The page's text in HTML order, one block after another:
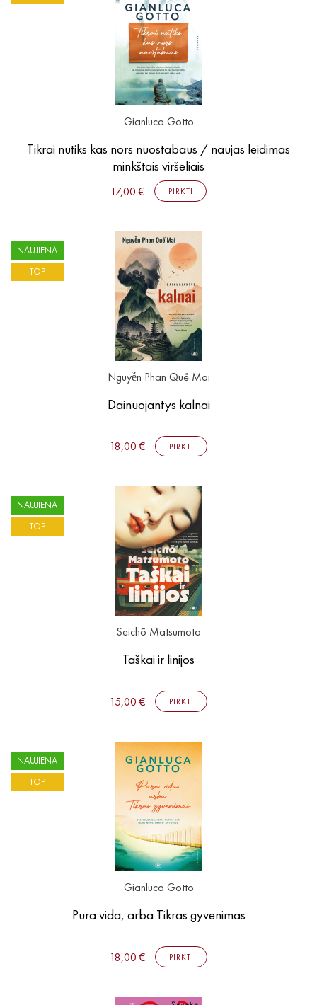
Knygos su autografais
KNYGOS PIGIAU
Gianluca Gotto
Tikrai nutiks kas nors nuostabaus / naujas leidimas
minkštais viršeliais
17,00 € PIRKTI
NAUJIENA
TOP
Nguyễn Phan Quế Mai
Dainuojantys kalnai
18,00 € PIRKTI
NAUJIENA
TOP
Seichō Matsumoto
Taškai ir linijos
15,00 € PIRKTI
NAUJIENA
TOP
Gianluca Gotto
Pura vida, arba Tikras gyvenimas
18,00 € PIRKTI